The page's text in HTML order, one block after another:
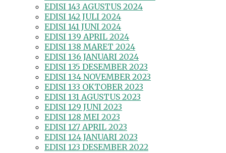
EDISI 143 AGUSTUS 2024
EDISI 142 JULI 2024
EDISI 141 JUNI 2024
EDISI 139 APRIL 2024
EDISI 138 MARET 2024
EDISI 136 JANUARI 2024
EDISI 135 DESEMBER 2023
EDISI 134 NOVEMBER 2023
EDISI 133 OKTOBER 2023
EDISI 131 AGUSTUS 2023
EDISI 129 JUNI 2023
EDISI 128 MEI 2023
EDISI 127 APRIL 2023
EDISI 124 JANUARI 2023
EDISI 123 DESEMBER 2022